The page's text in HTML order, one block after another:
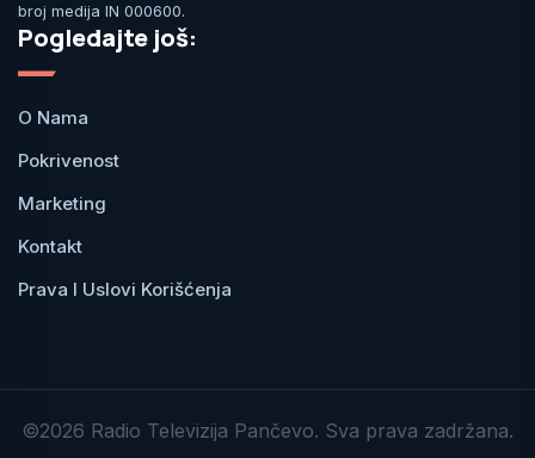
broj medija IN 000600.
Pogledajte još:
O Nama
Pokrivenost
Marketing
Kontakt
Prava I Uslovi Korišćenja
©2026 Radio Televizija Pančevo. Sva prava zadržana.